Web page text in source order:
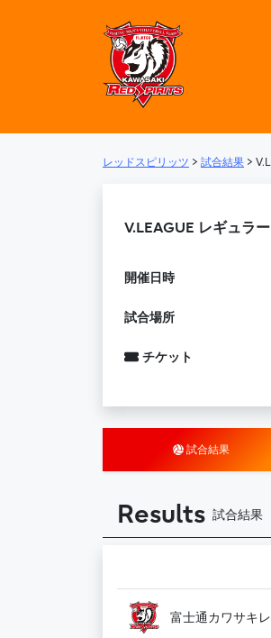
メインナビゲーション
レッドスピリッツ > 試合結果 >
V.LEAGUE レギュラ
開催日時
試合場所
チケット
試合結果
Results 試合結果
富士通カワサキ